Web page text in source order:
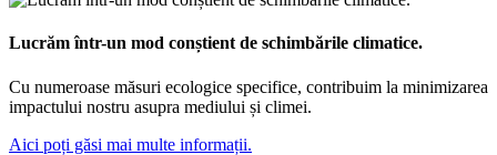
Lucrăm într-un mod conștient de schimbările climatice.
Cu numeroase măsuri ecologice specifice, contribuim la minimizarea
impactului nostru asupra mediului și climei.
Aici poți găsi mai multe informații.